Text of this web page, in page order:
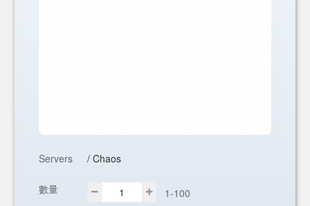
Servers / Chaos
數量 1-100